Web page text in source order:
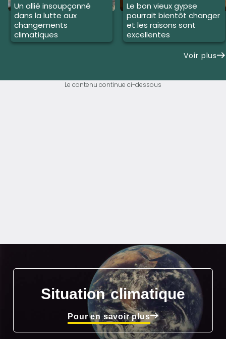
Un allié insoupçonné
dans la lutte aux
changements
climatiques
Le bon vieux gypse
pourrait bientôt changer
et les raisons sont
excellentes
Voir plus
Le contenu continue ci-dessous
Situation climatique
Pour en savoir plus